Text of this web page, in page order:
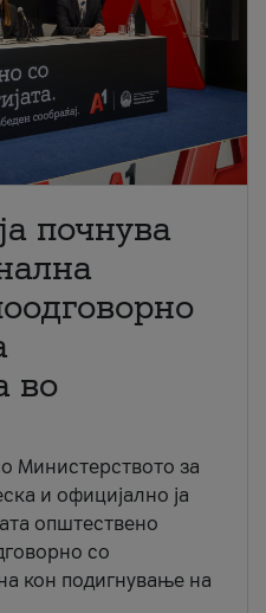
почнува
во
Министерството за
и официјално ја
општествено
со
кон подигнување на